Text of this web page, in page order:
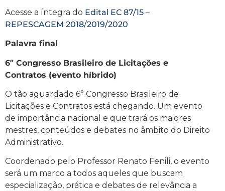
Acesse a íntegra do Edital EC 87/15 –
REPESCAGEM 2018/2019/2020
Palavra final
6º Congresso Brasileiro de Licitações e
Contratos (evento híbrido)
O tão aguardado 6° Congresso Brasileiro de
Licitações e Contratos está chegando. Um evento
de importância nacional e que trará os maiores
mestres, conteúdos e debates no âmbito do Direito
Administrativo.
Coordenado pelo Professor Renato Fenili, o evento
será um marco a todos aqueles que buscam
especialização, prática e debates de relevância a